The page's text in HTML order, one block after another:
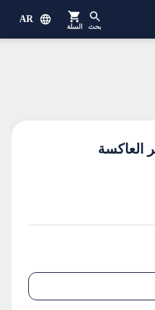
بحث السلة
AR
العاكسة